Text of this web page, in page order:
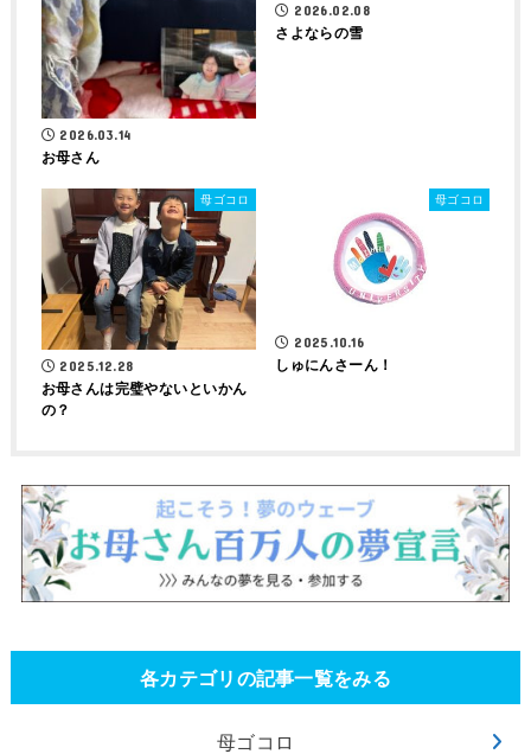
2026.03.14
お母さん
2026.02.08
さよならの雪
母ゴコロ
2025.12.28
お母さんは完璧やないといかん
の？
母ゴコロ
2025.10.16
しゅにんさーん！
各カテゴリの記事一覧をみる
母ゴコロ